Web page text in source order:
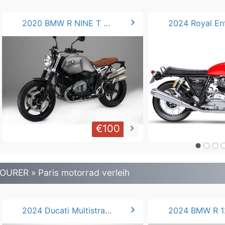
2020 BMW R NINE T CS chevron_right
€100 keyboard_arrow_right
» Paris motorrad verleih
2024 Ducati Multistrada V4 S. chevron_right 2024 BMW R